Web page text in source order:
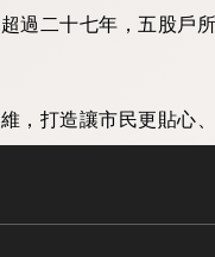
過二十七年，五股戶
，打造讓市民更貼心